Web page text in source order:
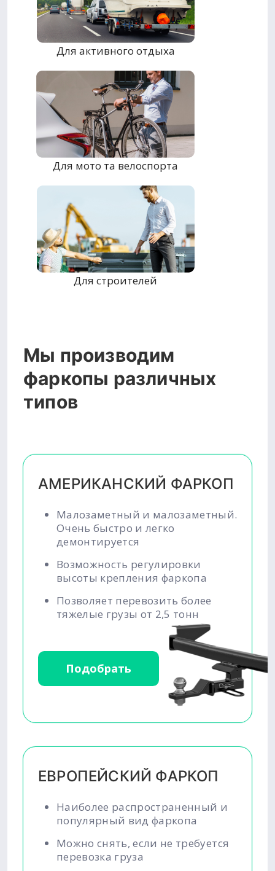
Для активного отдыха
Для мото та велоспорта
Для строителей
Мы производим
фаркопы различных
типов
АМЕРИКАНСКИЙ ФАРКОП
Малозаметный и малозаметный.
Очень быстро и легко
демонтируется
Возможность регулировки
высоты крепления фаркопа
Позволяет перевозить более
тяжелые грузы от 2,5 тонн
Подобрать
ЕВРОПЕЙСКИЙ ФАРКОП
Наиболее распространенный и
популярный вид фаркопа
Можно снять, если не требуется
перевозка груза